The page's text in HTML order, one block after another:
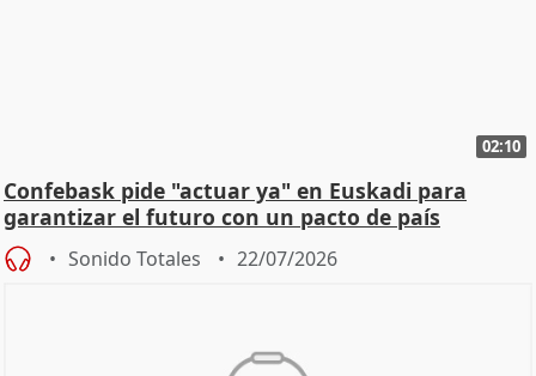
02:10
Confebask pide "actuar ya" en Euskadi para
garantizar el futuro con un pacto de país
Sonido Totales 22/07/2026